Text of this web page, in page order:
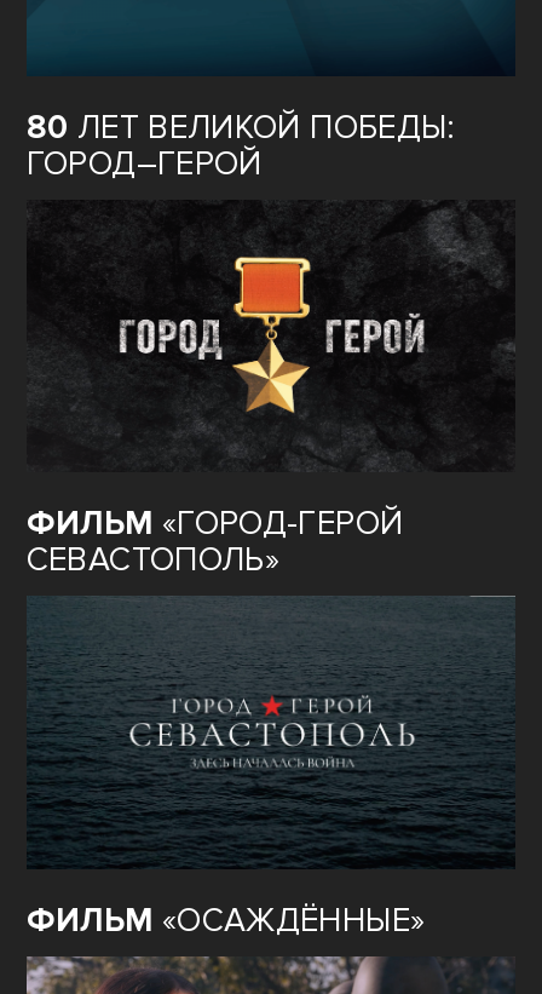
80 ЛЕТ ВЕЛИКОЙ ПОБЕДЫ:
ГОРОД–ГЕРОЙ
ФИЛЬМ «ГОРОД-ГЕРОЙ
СЕВАСТОПОЛЬ»
ФИЛЬМ «ОСАЖДЁННЫЕ»